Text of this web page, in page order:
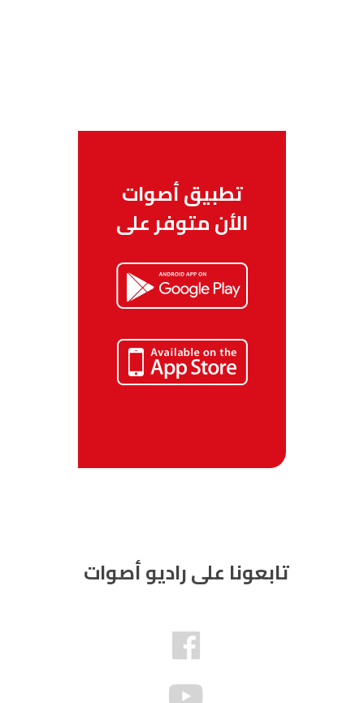
تطبيق أصوات
الأن متوفر على
تابعونا على راديو أصوات